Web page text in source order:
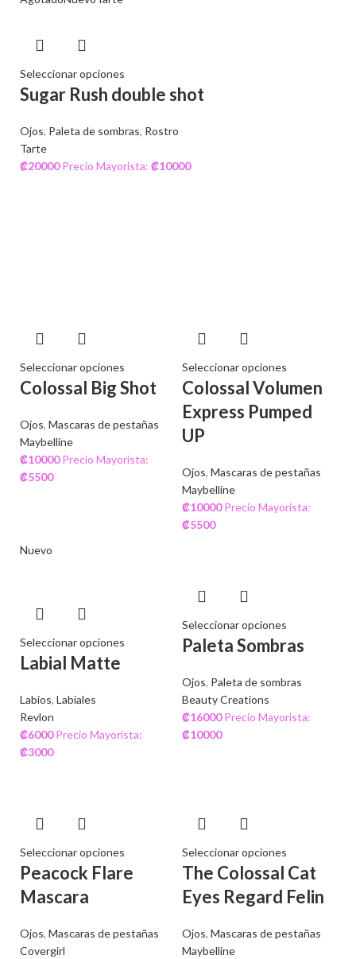
Seleccionar opciones
Sugar Rush double shot
Ojos, Paleta de sombras, Rostro
Tarte
₡20000 Precio Mayorista: ₡10000
Seleccionar opciones
Colossal Big Shot
Ojos, Mascaras de pestañas
Maybelline
₡10000 Precio Mayorista:
₡5500
Seleccionar opciones
Colossal Volumen
Express Pumped
UP
Ojos, Mascaras de pestañas
Maybelline
₡10000 Precio Mayorista:
₡5500
Nuevo
Seleccionar opciones
Labial Matte
Labios, Labiales
Revlon
₡6000 Precio Mayorista:
₡3000
Seleccionar opciones
Paleta Sombras
Ojos, Paleta de sombras
Beauty Creations
₡16000 Precio Mayorista:
₡10000
Seleccionar opciones
Peacock Flare
Mascara
Ojos, Mascaras de pestañas
Covergirl
Seleccionar opciones
The Colossal Cat
Eyes Regard Felin
Ojos, Mascaras de pestañas
Maybelline